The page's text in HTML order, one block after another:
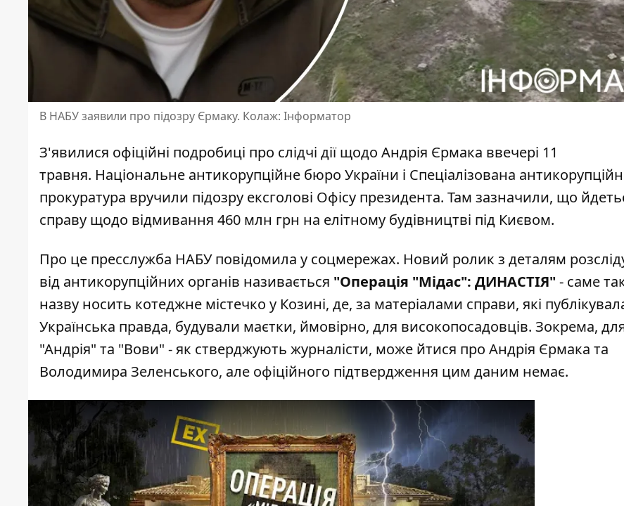
В НАБУ заявили про підозру Єрмаку. Колаж: Інформатор
З'явилися офіційні подробиці про слідчі дії щодо Андрія Єрмака ввечері 11
травня. Національне антикорупційне бюро України і Спеціалізована
прокуратура вручили підозру ексголові Офісу президента. Там зазначили, що
справу щодо відмивання 460 млн грн на елітному будівництві під Києвом.
Про це пресслужба НАБУ повідомила у соцмережах. Новий ролик з деталям
від антикорупційних органів називається "Операція "Мідас": ДИНАСТІЯ"- саме
назву носить котеджне містечко у Козині, де, за матеріалами справи, які
Українська правда, будували маєтки, ймовірно, для високопосадовців. Зокрема,
"Андрія" та "Вови" - як стверджують журналісти, може йтися про Андрія Єрмака та
Володимира Зеленського, але офіційного підтвердження цим даним немає.